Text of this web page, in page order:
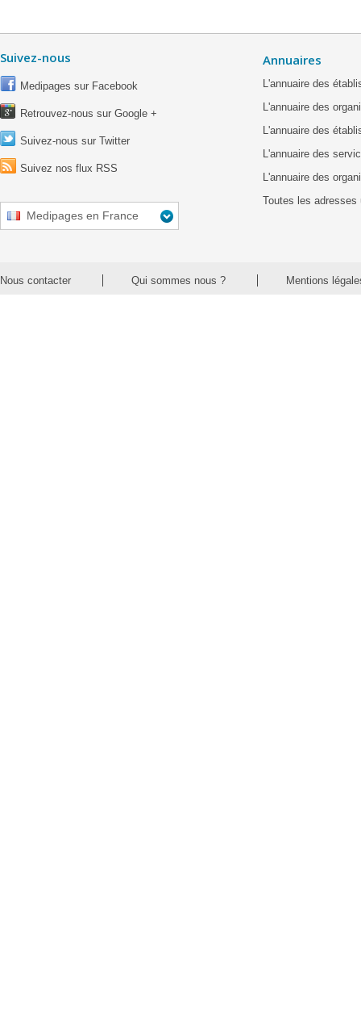
Suivez-nous
Medipages sur Facebook
Retrouvez-nous sur Google +
Suivez-nous sur Twitter
Suivez nos flux RSS
Medipages en France
Annuaires
L'annuaire des
L'annuaire des
L'annuaire des
L'annuaire des
L'annuaire des
Toutes les adresses
Nous contacter Qui sommes nous ? Mentions